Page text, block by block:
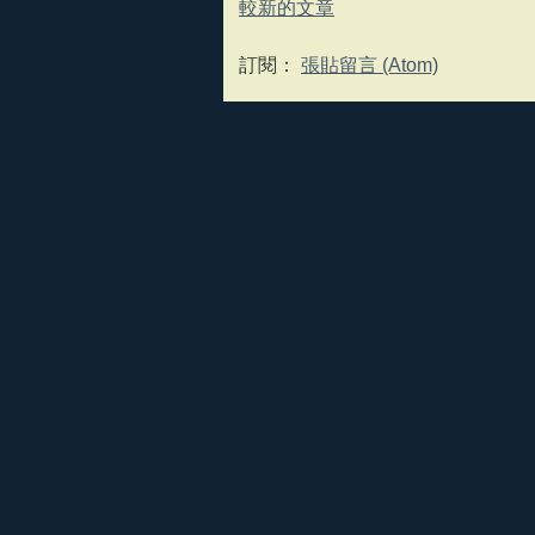
較新的文章
訂閱： 張貼留言 (Atom)